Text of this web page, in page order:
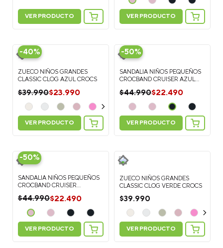
VER PRODUCTO VER PRODUCTO
-40%
ZUECO NIÑOS GRANDES
CLASSIC CLOG AZUL CROCS
$39.990$23.990
VER PRODUCTO
-50%
SANDALIA NIÑOS PEQUEÑOS
CROCBAND CRUISER AZUL
$44.990$22.490
VER PRODUCTO
-50%
SANDALIA NIÑOS PEQUEÑOS
CROCBAND CRUISER
$44.990$22.490
VER PRODUCTO
ZUECO NIÑOS GRANDES
CLASSIC CLOG VERDE CROCS
$39.990
VER PRODUCTO